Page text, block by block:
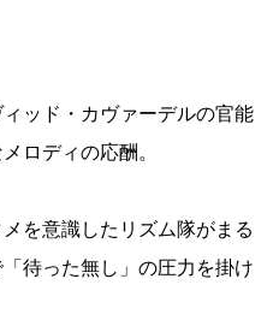
ッド・カヴァーデルの官能
ロディの応酬。
を意識したリズム隊がまる
待った無し」の圧力を掛け